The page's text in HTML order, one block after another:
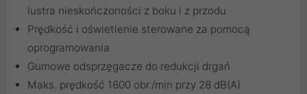
lustra nieskończoności z boku i z przodu
Prędkość i oświetlenie sterowane za pomocą
oprogramowania
Gumowe odsprzęgacze do redukcji drgań
Maks. prędkość 1600 obr./min przy 28 dB(A)